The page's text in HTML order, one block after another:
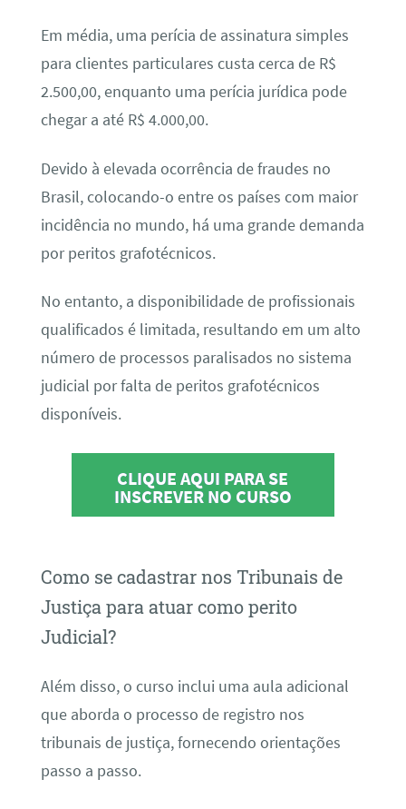
Em média, uma perícia de assinatura simples
para clientes particulares custa cerca de R$
2.500,00, enquanto uma perícia jurídica pode
chegar a até R$ 4.000,00.
Devido à elevada ocorrência de fraudes no
Brasil, colocando-o entre os países com maior
incidência no mundo, há uma grande demanda
por peritos grafotécnicos.
No entanto, a disponibilidade de profissionais
qualificados é limitada, resultando em um alto
número de processos paralisados no sistema
judicial por falta de peritos grafotécnicos
disponíveis.
CLIQUE AQUI PARA SE
INSCREVER NO CURSO
Como se cadastrar nos Tribunais de
Justiça para atuar como perito
Judicial?
Além disso, o curso inclui uma aula adicional
que aborda o processo de registro nos
tribunais de justiça, fornecendo orientações
passo a passo.